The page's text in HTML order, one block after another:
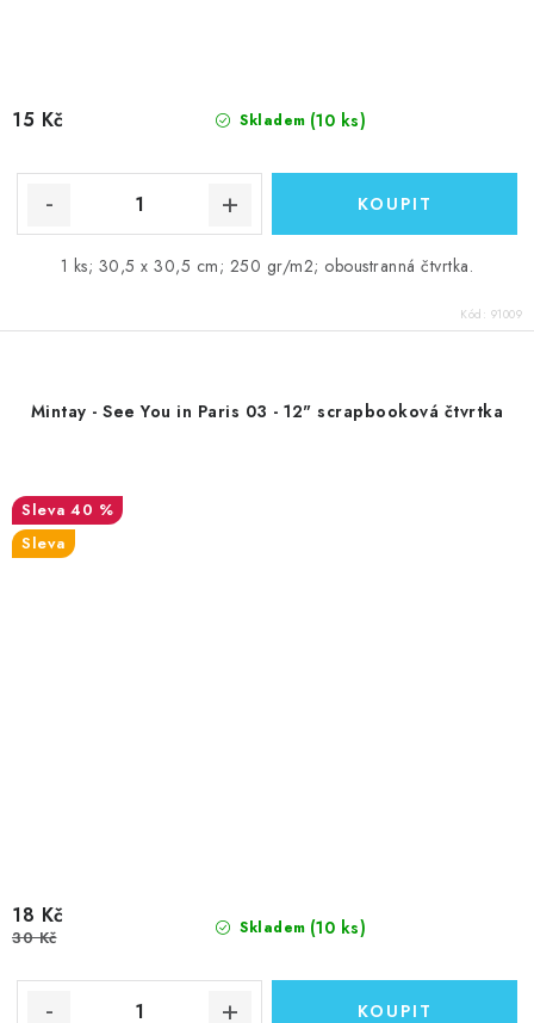
Skladem (10 ks)
15 Kč
1 ks; 30,5 x 30,5 cm; 250 gr/m2; oboustranná čtvrtka.
Kód: 91009
Mintay - See You in Paris 03 - 12" scrapbooková čtvrtka
40 %
Sleva
Skladem (10 ks)
18 Kč
30 Kč